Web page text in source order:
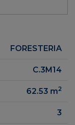
FORESTERIA
C.3M14
62.53 m2
3